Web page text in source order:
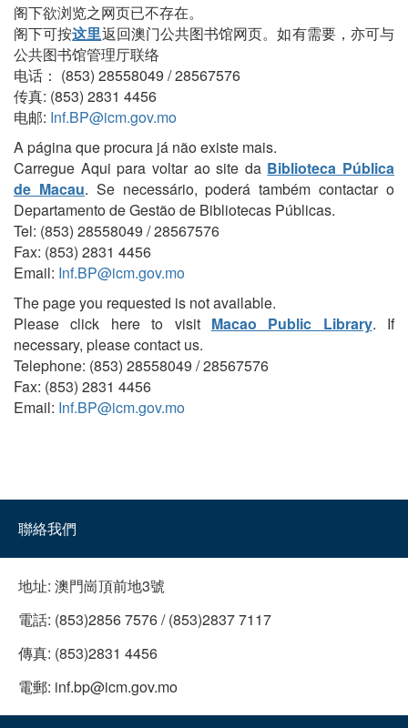
阁下欲浏览之网页已不存在。
阁下可按这里返回澳门公共图书馆网页。如有需要，亦可与
公共图书馆管理厅联络
电话： (853) 28558049 / 28567576
传真: (853) 2831 4456
电邮: Inf.BP@icm.gov.mo
A página que procura já não existe mais.
Carregue Aqui para voltar ao site da Biblioteca Pública
de Macau. Se necessário, poderá também contactar o
Departamento de Gestão de Bibliotecas Públicas.
Tel: (853) 28558049 / 28567576
Fax: (853) 2831 4456
Email: Inf.BP@icm.gov.mo
The page you requested is not available.
Please click here to visit Macao Public Library. If
necessary, please contact us.
Telephone: (853) 28558049 / 28567576
Fax: (853) 2831 4456
Email: Inf.BP@icm.gov.mo
聯絡我們
地址: 澳門崗頂前地3號
電話: (853)2856 7576 / (853)2837 7117
傳真: (853)2831 4456
電郵: inf.bp@icm.gov.mo